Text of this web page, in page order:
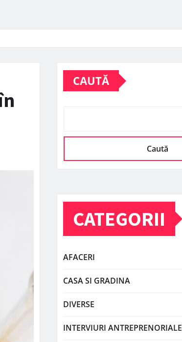
CAUTĂ
Caută
CATEGORII
AFACERI
CASA SI GRADINA
DIVERSE
INTERVIURI ANTREPRENORIALE